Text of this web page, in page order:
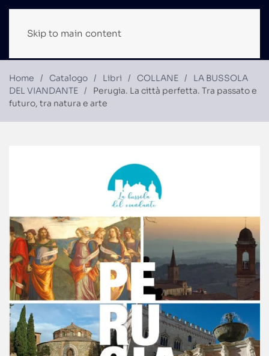
Skip to main content
Home Catalogo Libri COLLANE
LA BUSSOLA
DEL VIANDANTE
Perugia. La città perfetta. Tra passato e
futuro, tra natura e arte